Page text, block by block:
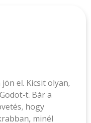
el. Kicsit olyan,
t. Bár a
hogy
minél